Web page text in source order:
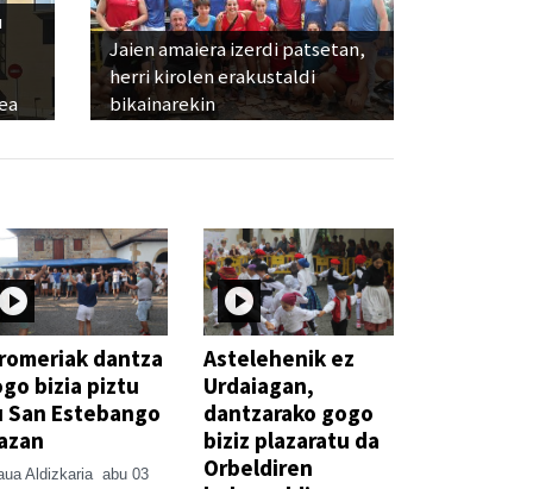
Jaien amaiera izerdi patsetan,
herri kirolen erakustaldi
bikainarekin
dantza
bizia piztu
San Estebango
Aldizkaria abu 03
Astelehenik ez
Urdaiagan,
dantzarako gogo
biziz plazaratu da
Orbeldiren